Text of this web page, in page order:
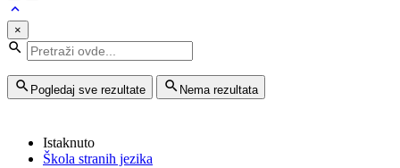
×
Pogledaj sve rezultate Nema rezultata
Istaknuto
Škola stranih jezika